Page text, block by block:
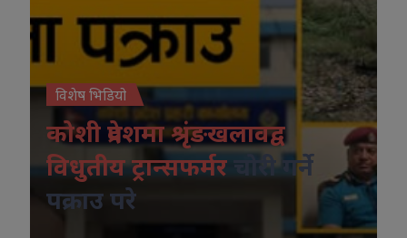
विशेष भिडियो
कोशी प्रदेशमा श्रृंङखलावद्व
विधुतीय ट्रान्सफर्मर
चोरी गर्ने
पक्राउ परे